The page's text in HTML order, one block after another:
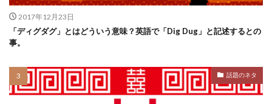
2017年12月23日
「ディグダグ」とはどういう意味？英語で「Dig Dug」と記述するとの
事。
話題のネタ